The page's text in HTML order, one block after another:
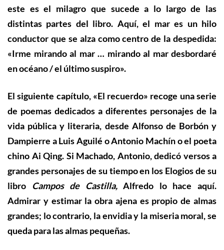
este es el milagro que sucede a lo largo de las
distintas partes del libro. Aquí, el mar es un hilo
conductor que se alza como centro de la despedida:
«Irme mirando al mar … mirando al mar desbordaré
en océano / el último suspiro».
El siguiente capítulo, «El recuerdo» recoge una serie
de poemas dedicados a diferentes personajes de la
vida pública y literaria, desde Alfonso de Borbón y
Dampierre a Luis Aguilé o Antonio Machín o el poeta
chino Ai Qing. Si Machado, Antonio, dedicó versos a
grandes personajes de su tiempo en los Elogios de su
libro
Campos de Castilla,Alfredo lo hace aquí.
Admirar y estimar la obra ajena es propio de almas
grandes; lo contrario, la envidia y la miseria moral, se
queda para las almas pequeñas.